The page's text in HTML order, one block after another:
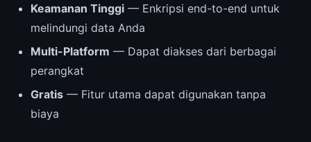
Keamanan Tinggi — Enkripsi end-to-end untuk
melindungi data Anda
Multi-Platform — Dapat diakses dari berbagai
perangkat
Gratis — Fitur utama dapat digunakan tanpa
biaya